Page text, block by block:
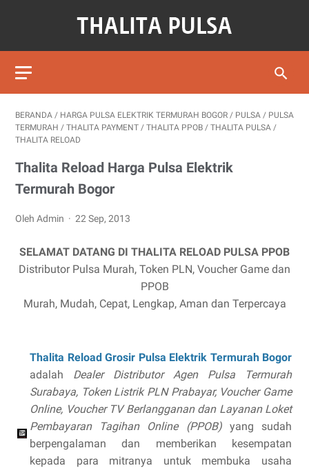
BERANDA / HARGA PULSA ELEKTRIK TERMURAH BOGOR / PULSA / PULSA
TERMURAH / THALITA PAYMENT / THALITA PPOB / THALITA PULSA /
THALITA RELOAD
Thalita Reload Harga Pulsa Elektrik
Termurah Bogor
Oleh Admin 22 Sep, 2013
SELAMAT DATANG DI THALITA RELOAD PULSA PPOB
Distributor Pulsa Murah, Token PLN, Voucher Game dan
PPOB
Murah, Mudah, Cepat, Lengkap, Aman dan Terpercaya
Thalita Reload Grosir Pulsa Elektrik Termurah Bogor
adalah Dealer Distributor Agen Pulsa Termurah
Surabaya, Token Listrik PLN Prabayar, Voucher Game
Online, Voucher TV Berlangganan dan Layanan Loket
Pembayaran Tagihan Online (PPOB)yang sudah
berpengalaman dan memberikan kesempatan
kepada para mitranya untuk membuka usaha